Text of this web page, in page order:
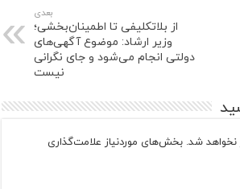
بعدی
از بلاتکلیفی تا اطمینان‌بخشی؛
وزیر ارشاد: موضوع آگهی‌های
دولتی انجام می‌شود و جای نگرانی
نیست
نخواهد شد. بخش‌های موردنیاز علامت‌گذاری